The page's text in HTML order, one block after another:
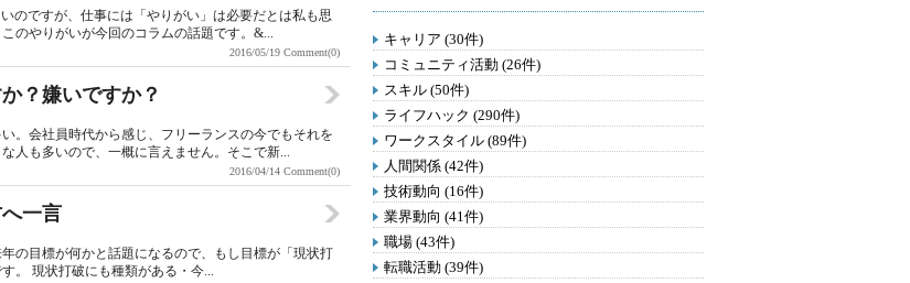
のですが、仕事には「やりがい」は必要だとは私も思
のやりがいが今回のコラムの話題です。&...
2016/05/19 Comment(0)
？嫌いですか？
。会社員時代から感じ、フリーランスの今でもそれを
人も多いので、一概に言えません。そこで新...
2016/04/14 Comment(0)
一言
の目標が何かと話題になるので、もし目標が「現状打
。 現状打破にも種類がある・今...
キャリア (30件)
コミュニティ活動 (26件)
スキル (50件)
ライフハック (290件)
ワークスタイル (89件)
人間関係 (42件)
技術動向 (16件)
業界動向 (41件)
職場 (43件)
転職活動 (39件)